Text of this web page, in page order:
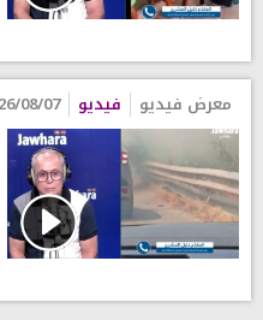
معرض فيديو فيديو 08/07 10:27